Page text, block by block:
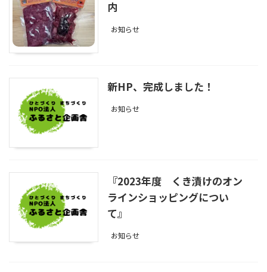
内
お知らせ
新HP、完成しました！
お知らせ
『2023年度 くき漬けのオン
ラインショッピングについ
て』
お知らせ